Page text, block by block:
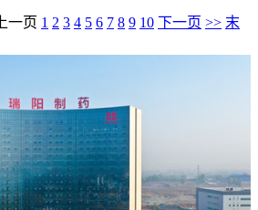
上一页 1 2 3 4 5 6 7 8 9 10 下一页 >> 末